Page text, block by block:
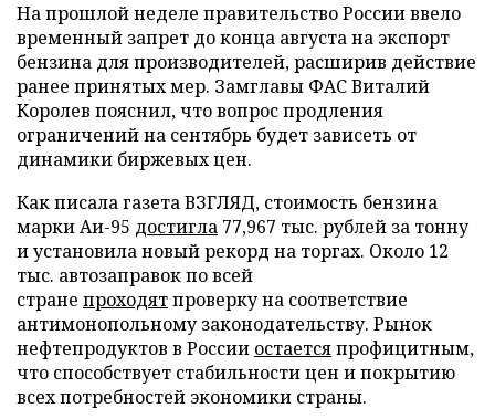
На прошлой неделе правительство России ввело
временный запрет до конца августа на экспорт
бензина для производителей, расширив действие
ранее принятых мер. Замглавы ФАС Виталий
Королев пояснил, что вопрос продления
ограничений на сентябрь будет зависеть от
динамики биржевых цен.
Как писала газета ВЗГЛЯД, стоимость бензина
марки Аи-95 достигла 77,967 тыс. рублей за тонну
и установила новый рекорд на торгах. Около 12
тыс. автозаправок по всей
стране проходятпроверку на соответствие
антимонопольному законодательству. Рынок
нефтепродуктов в России остаетсяпрофицитным,
что способствует стабильности цен и покрытию
всех потребностей экономики страны.